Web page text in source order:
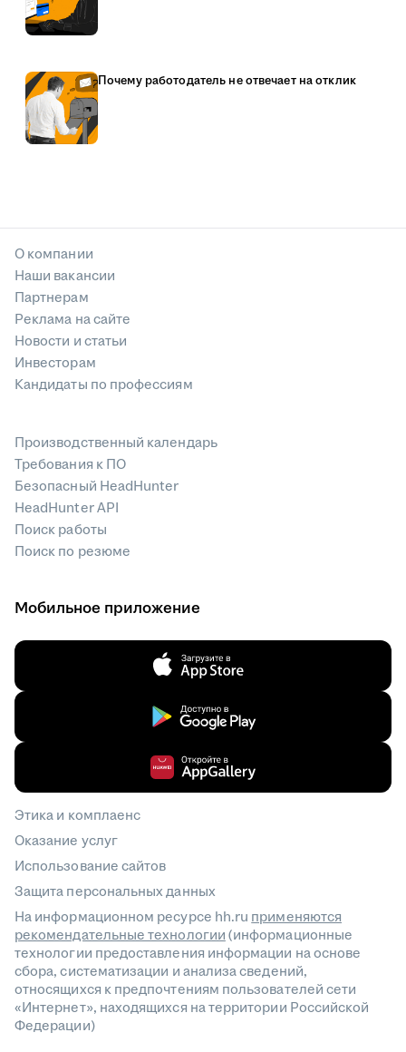
Почему работодатель не отвечает на отклик
О компании
Наши вакансии
Партнерам
Реклама на сайте
Новости и статьи
Инвесторам
Кандидаты по профессиям
Производственный календарь
Требования к ПО
Безопасный HeadHunter
HeadHunter API
Поиск работы
Поиск по резюме
Мобильное приложение
Этика и комплаенс
Оказание услуг
Использование сайтов
Защита персональных данных
На информационном ресурсе hh.ru применяются
рекомендательные технологии(информационные
технологии предоставления информации на основе
сбора, систематизации и анализа сведений,
относящихся к предпочтениям пользователей сети
«Интернет», находящихся на территории Российской
Федерации)